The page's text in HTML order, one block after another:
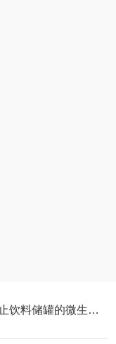
不锈钢三芯呼吸器如何防止饮料储罐的微生物污染